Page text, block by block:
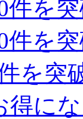
件を
件を
を突
得に